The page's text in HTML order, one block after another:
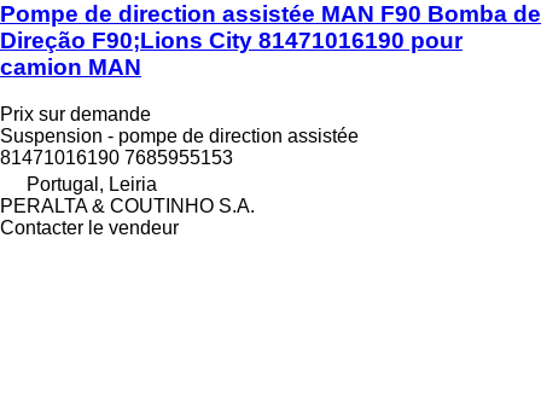
Pompe de direction assistée MAN F90 Bomba de
Direção F90;Lions City 81471016190 pour
camion MAN
Prix sur demande
Suspension - pompe de direction assistée
81471016190 7685955153
Portugal, Leiria
PERALTA & COUTINHO S.A.
Contacter le vendeur